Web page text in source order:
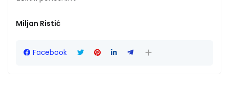
Miljan Ristić
Facebook